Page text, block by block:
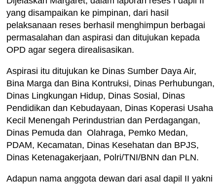
yang disampaikan ke pimpinan, dari hasil
pelaksanaan reses berhasil menghimpun berbagai
permasalahan dan aspirasi dan ditujukan kepada
OPD agar segera direalisasikan.
Aspirasi itu ditujukan ke Dinas Sumber Daya Air,
Bina Marga dan Bina Kontruksi, Dinas Perhubungan,
Dinas Lingkungan Hidup, Dinas Sosial, Dinas
Pendidikan dan Kebudayaan, Dinas Koperasi Usaha
Kecil Menengah Perindustrian dan Perdagangan,
Dinas Pemuda dan Olahraga, Pemko Medan,
PDAM, Kecamatan, Dinas Kesehatan dan BPJS,
Dinas Ketenagakerjaan, Polri/TNI/BNN dan PLN.
Adapun nama anggota dewan dari asal dapil II yakni